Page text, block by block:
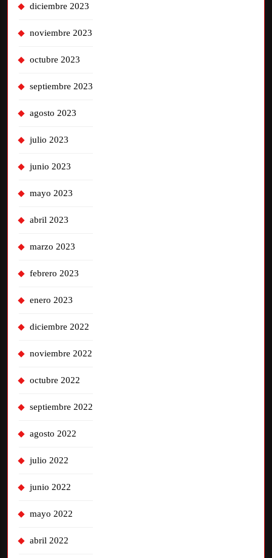
diciembre 2023
noviembre 2023
octubre 2023
septiembre 2023
agosto 2023
julio 2023
junio 2023
mayo 2023
abril 2023
marzo 2023
febrero 2023
enero 2023
diciembre 2022
noviembre 2022
octubre 2022
septiembre 2022
agosto 2022
julio 2022
junio 2022
mayo 2022
abril 2022